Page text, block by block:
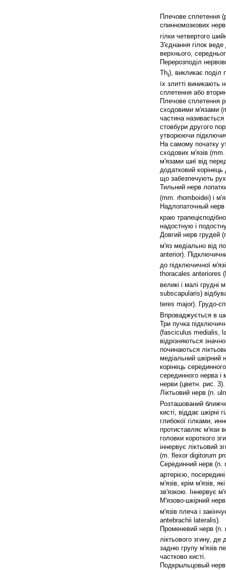
Плечове сплетення
спинномозкових
гілки четвертого
З'єднання гілок
верхнього,
Перерозподіл
ThI), викликає поділ
їх злитті виникають
сплетення або
Плечове сплетення
сходовими м'язами
частина
стовбури другого
утворюючи
На самому початку
сходових м'язів
м'язами шиї від
додатковий
що забезпечують
Тильний нерв
(mm. rhomboidei) і
Надлопаточный нерв
краю
надостную і
Довгий нерв грудей
м'яз медіально від
anterior).
до підключичної
thoracales anteriores
великі і малі
subscapularis)
teres major). Грудо-
Впроваджується в
Три пучка
(fasciculus medialis,
відрізняються
починаються
медіальний шкірний
корінець
серединного нерва
нерви (цветн. рис. 3).
Ліктьовий нерв (n.
Розташований
кисті, віддає шкірні
глибокої гілками,
протиставляє м'язи
головки короткого
іннервує ліктьовий
(m. flexor digitorum
Серединний нерв (n.
артерією,
м'язів, крім м'язів,
зв'язкою. Іннервує
М'язово-шкірний
м'язів плеча і
antebrachii lateralis).
Променевий нерв (n.
ліктьового згину, де
задню групу м'язів
частково кисті.
Подкрыльцовый